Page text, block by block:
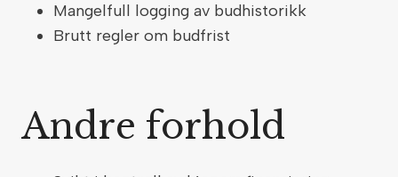
Mangelfull logging av budhistorikk
Brutt regler om budfrist
Andre forhold